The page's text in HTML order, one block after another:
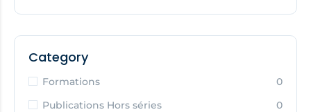
Category
Formations
0
Publications Hors séries
0